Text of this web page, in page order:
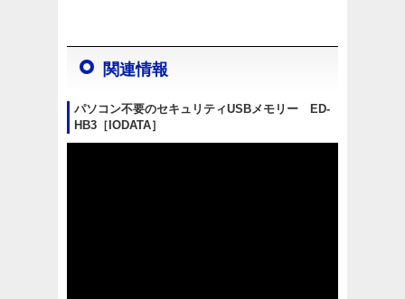
関連情報
パソコン不要のセキュリティUSBメモリー ED-
HB3［IODATA］